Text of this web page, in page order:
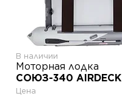
В наличии
Моторная лодка
СОЮЗ-340 AIRDECK
Цена